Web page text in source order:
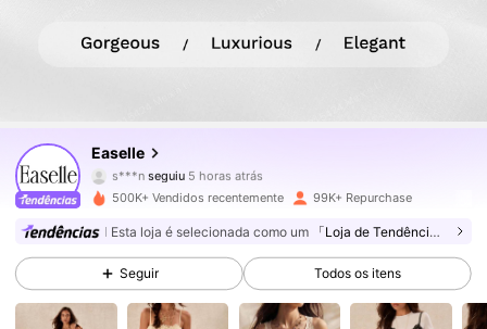
Easelle
253K Seguidores
g***p está a navegar
4,78
253K Seguidores
4,78 253K Seguidores
500K+ Vendidos recentemente 99K+ Repurchase
Esta loja é selecionada como um 「Loja de Tendências」
Seguir Todos os itens